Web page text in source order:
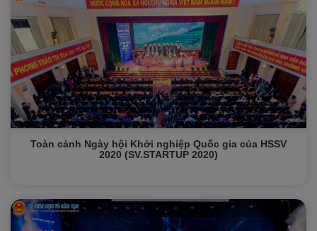
Toàn cảnh Ngày hội Khởi nghiệp Quốc gia của HSSV
2020 (SV.STARTUP 2020)